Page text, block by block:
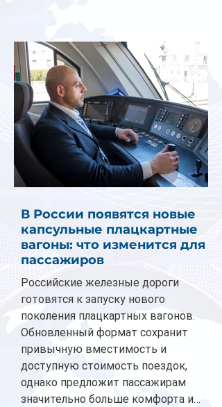
В России появятся новые
капсульные плацкартные
вагоны: что изменится для
пассажиров
Российские железные дороги
готовятся к запуску нового
поколения плацкартных вагонов.
Обновленный формат сохранит
привычную вместимость и
доступную стоимость поездок,
однако предложит пассажирам
значительно больше комфорта и